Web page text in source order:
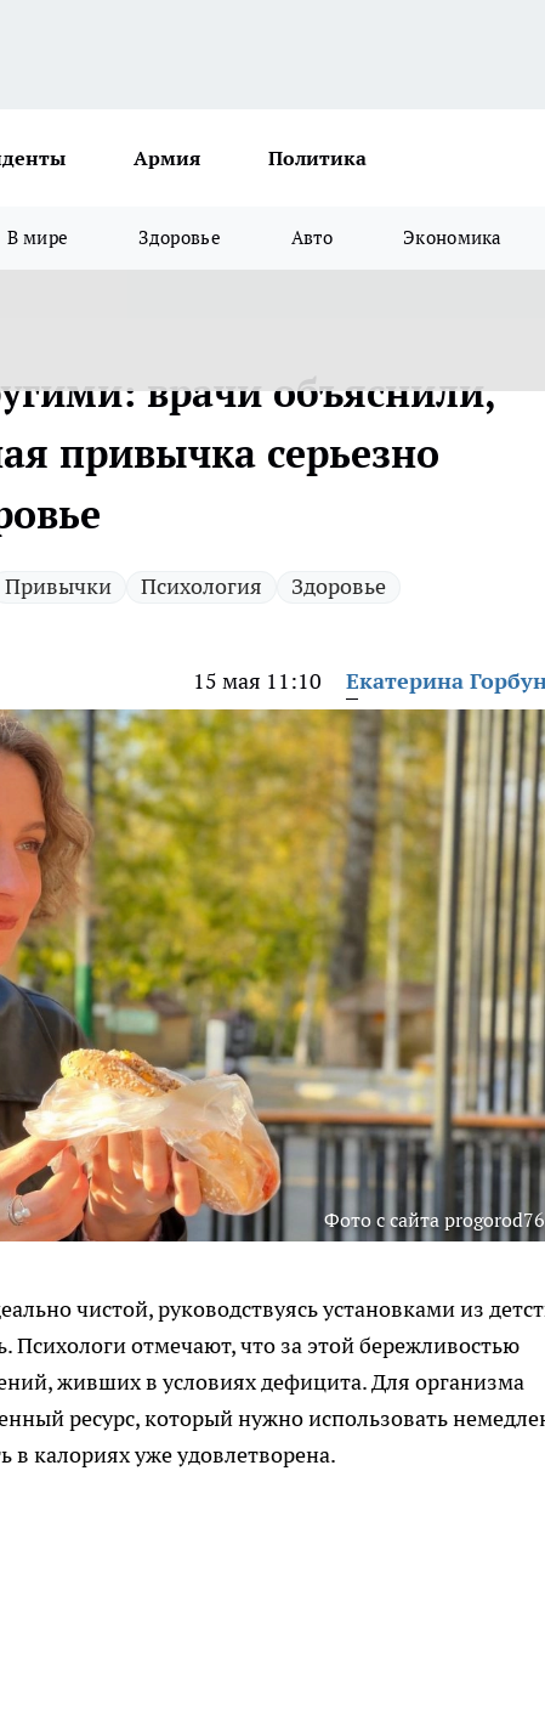
Армия Политика
В мире Здоровье Авто Экономика
врачи объяснили,
привычка серьезно
Привычки Психология Здоровье
15 мая 11:10 Екатерина
Фото с сайта
чистой, руководствуясь установками из
отмечают, что за этой бережливостью
живших в условиях дефицита. Для организма
ресурс, который нужно использовать
в калориях уже удовлетворена.